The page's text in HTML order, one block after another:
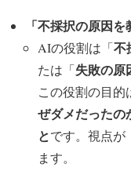
「不採択の原因
AIの役割は「不
たは「失敗の原
この役割の目的
ぜダメだったの
とです。視点が
ます。